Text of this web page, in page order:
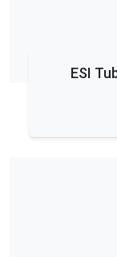
ESI